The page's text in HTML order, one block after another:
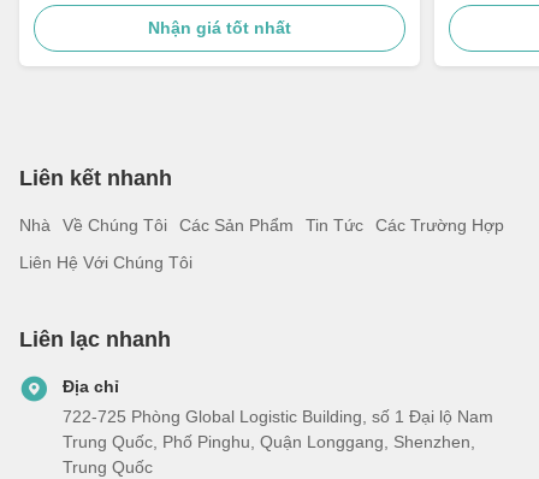
Nhận giá tốt nhất
Liên kết nhanh
Nhà Về Chúng Tôi Các Sản Phẩm Tin Tức
Các Trường Hợp
Liên Hệ Với Chúng Tôi
Liên lạc nhanh
Địa chỉ
722-725 Phòng Global Logistic Building, số 1 Đại lộ Nam
Trung Quốc, Phố Pinghu, Quận Longgang, Shenzhen,
Trung Quốc